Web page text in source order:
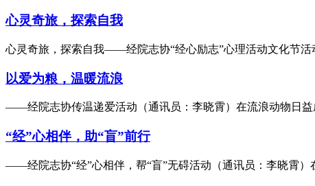
心灵奇旅，探索自我
心灵奇旅，探索自我——经院志协“经心励志”心理活动文化节
以爱为粮，温暖流浪
——经院志协传温递爱活动（通讯员：李晓霄）在流浪动物日
“经”心相伴，助“盲”前行
——经院志协“经”心相伴，帮“盲”无碍活动（通讯员：李晓霄